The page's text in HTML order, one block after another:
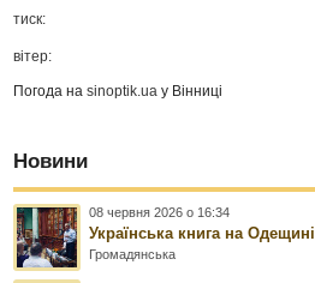
тиск:
вітер:
Погода наsinoptik.ua у Вінниці
Новини
08 червня 2026 о 16:34
Українська книга на Одещині
Громадянська